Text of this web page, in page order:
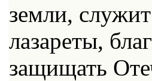
земли,
лазареты,
защищать